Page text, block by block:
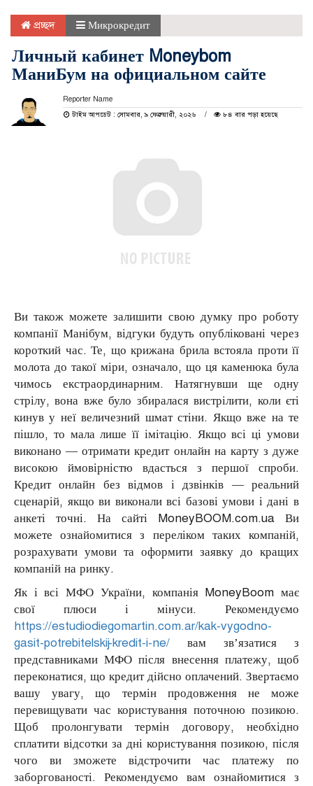
প্রচ্ছদ Микрокредит
Личный кабинет Moneybom
МаниБум на официальном сайте
Reporter Name
টাইম আপডেট : সোমবার, ৯ ফেব্রুয়ারী, ২০২৬
৮৪ বার পড়া হয়েছে
Ви також можете залишити свою думку про роботу
компанії Манібум, відгуки будуть опубліковані через
короткий час. Те, що крижана брила встояла проти її
молота до такої міри, означало, що ця каменюка була
чимось екстраординарним. Натягнувши ще одну
стрілу, вона вже було збиралася вистрілити, коли єті
кинув у неї величезний шмат стіни. Якщо вже на те
пішло, то мала лише її імітацію. Якщо всі ці умови
виконано — отримати кредит онлайн на карту з дуже
високою ймовірністю вдасться з першої спроби.
Кредит онлайн без відмов і дзвінків — реальний
сценарій, якщо ви виконали всі базові умови і дані в
анкеті точні. На сайті MoneyBOOM.com.ua Ви
можете ознайомитися з переліком таких компаній,
розрахувати умови та оформити заявку до кращих
компаній на ринку.
Як і всі МФО України, компанія MoneyBoom має
свої плюси і мінуси. Рекомендуємо
https://estudiodiegomartin.com.ar/kak-vygodno-
gasit-potrebitelskij-kredit-i-ne/ вам зв’язатися з
представниками МФО після внесення платежу, щоб
переконатися, що кредит дійсно оплачений. Звертаємо
вашу увагу, що термін продовження не може
перевищувати час користування поточною позикою.
Щоб пролонгувати термін договору, необхідно
сплатити відсотки за дні користування позикою, після
чого ви зможете відстрочити час платежу по
заборгованості. Рекомендуємо вам ознайомитися з